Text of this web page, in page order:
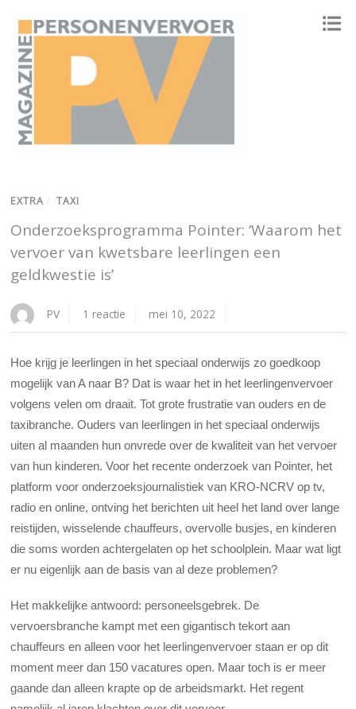
EXTRA / TAXI
Onderzoeksprogramma Pointer: ‘Waarom het
vervoer van kwetsbare leerlingen een
geldkwestie is’
PV 1 reactie mei 10, 2022
Hoe krijg je leerlingen in het speciaal onderwijs zo goedkoop
mogelijk van A naar B? Dat is waar het in het leerlingenvervoer
volgens velen om draait. Tot grote frustratie van ouders en de
taxibranche. Ouders van leerlingen in het speciaal onderwijs
uiten al maanden hun onvrede over de kwaliteit van het vervoer
van hun kinderen. Voor het recente onderzoek van Pointer, het
platform voor onderzoeksjournalistiek van KRO-NCRV op tv,
radio en online, ontving het berichten uit heel het land over lange
reistijden, wisselende chauffeurs, overvolle busjes, en kinderen
die soms worden achtergelaten op het schoolplein. Maar wat ligt
er nu eigenlijk aan de basis van al deze problemen?
Het makkelijke antwoord: personeelsgebrek. De
vervoersbranche kampt met een gigantisch tekort aan
chauffeurs en alleen voor het leerlingenvervoer staan er op dit
moment meer dan 150 vacatures open. Maar toch is er meer
gaande dan alleen krapte op de arbeidsmarkt. Het regent